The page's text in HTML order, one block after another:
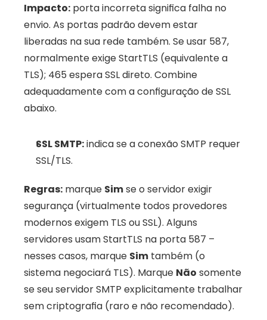
Impacto: porta incorreta significa falha no
envio. As portas padrão devem estar
liberadas na sua rede também. Se usar 587,
normalmente exige StartTLS (equivalente a
TLS); 465 espera SSL direto. Combine
adequadamente com a configuração de SSL
abaixo.
SSL SMTP: indica se a conexão SMTP requer
SSL/TLS.
Regras: marque Sim se o servidor exigir
segurança (virtualmente todos provedores
modernos exigem TLS ou SSL). Alguns
servidores usam StartTLS na porta 587 –
nesses casos, marque Sim também (o
sistema negociará TLS). Marque Não somente
se seu servidor SMTP explicitamente trabalhar
sem criptografia (raro e não recomendado).